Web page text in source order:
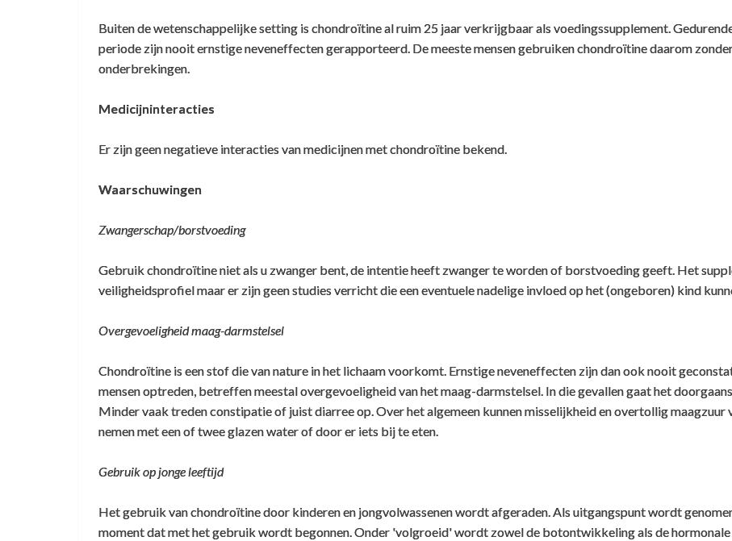
Buiten de wetenschappelijke setting is chondroïtine al ruim 25 jaar verkrijgbaar als voedingssupplement.
periode zijn nooit ernstige neveneffecten gerapporteerd. De meeste mensen gebruiken chondroïtine daarom
onderbrekingen.
Medicijninteracties
Er zijn geen negatieve interacties van medicijnen met chondroïtine bekend.
Waarschuwingen
Zwangerschap/borstvoeding
Gebruik chondroïtine niet als u zwanger bent, de intentie heeft zwanger te worden of borstvoeding geeft. Het
veiligheidsprofiel maar er zijn geen studies verricht die een eventuele nadelige invloed op het (ongeboren) kind
Overgevoeligheid maag-darmstelsel
Chondroïtine is een stof die van nature in het lichaam voorkomt. Ernstige neveneffecten zijn dan ook nooit
mensen optreden, betreffen meestal overgevoeligheid van het maag-darmstelsel. In die gevallen gaat het
Minder vaak treden constipatie of juist diarree op. Over het algemeen kunnen misselijkheid en overtollig
nemen met een of twee glazen water of door er iets bij te eten.
Gebruik op jonge leeftijd
Het gebruik van chondroïtine door kinderen en jongvolwassenen wordt afgeraden. Als uitgangspunt wordt
moment dat met het gebruik wordt begonnen. Onder 'volgroeid' wordt zowel de botontwikkeling als de